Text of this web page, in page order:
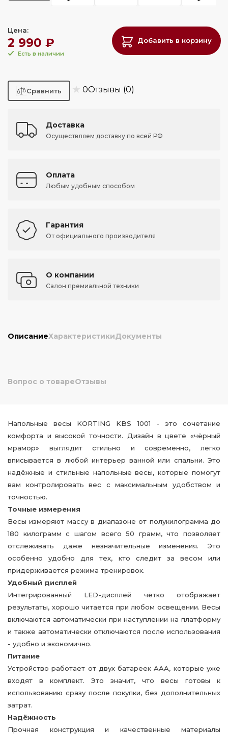
Цена:
2 990 ₽
Есть в наличии
Добавить в корзину
★ 0Отзывы (0)
Доставка
Осуществляем доставку по всей РФ
Оплата
Любым удобным способом
Гарантия
От официального производителя
О компании
Салон премиальной техники
ОписаниеХарактеристикиДокументы
Вопрос о товареОтзывы
Напольные весы KORTING KBS 1001 - это сочетание
комфорта и высокой точности. Дизайн в цвете «чёрный
мрамор» выглядит стильно и современно, легко
вписывается в любой интерьер ванной или спальни. Это
надёжные и стильные напольные весы, которые помогут
вам контролировать вес с максимальным удобством и
точностью.
Точные измерения
Весы измеряют массу в диапазоне от полукилограмма до
180 килограмм с шагом всего 50 грамм, что позволяет
отслеживать даже незначительные изменения. Это
особенно удобно для тех, кто следит за весом или
придерживается режима тренировок.
Удобный дисплей
Интегрированный LED-дисплей чётко отображает
результаты, хорошо читается при любом освещении. Весы
включаются автоматически при наступлении на платформу
и также автоматически отключаются после использования
- удобно и экономично.
Питание
Устройство работает от двух батареек AAA, которые уже
входят в комплект. Это значит, что весы готовы к
использованию сразу после покупки, без дополнительных
затрат.
Надёжность
Прочная конструкция и качественные материалы